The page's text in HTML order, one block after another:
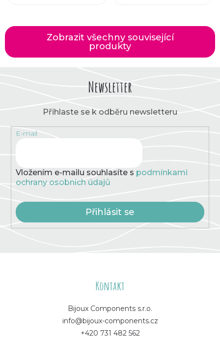
Zobrazit všechny související
produkty
Newsletter
Přihlaste se k odběru newsletteru
E-mail
Vložením e-mailu souhlasíte s podmínkami
ochrany osobních údajů
Přihlásit se
Kontakt
Bijoux Components s.r.o.
info@bijoux-components.cz
+420 731 482 562